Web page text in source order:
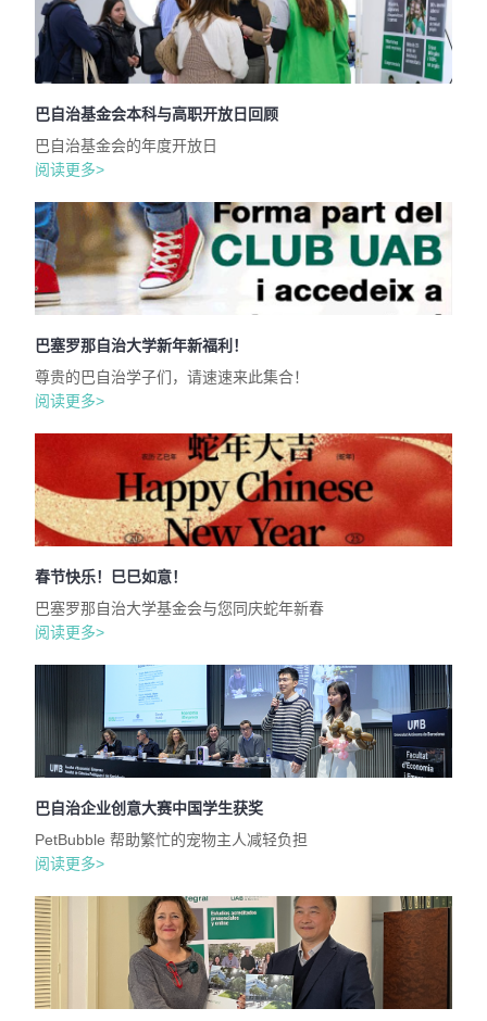
巴自治基金会本科与高职开放日回顾
巴自治基金会的年度开放日
阅读更多>
巴塞罗那自治大学新年新福利！
尊贵的巴自治学子们，请速速来此集合！
阅读更多>
春节快乐！巳巳如意！
巴塞罗那自治大学基金会与您同庆蛇年新春
阅读更多>
巴自治企业创意大赛中国学生获奖
PetBubble 帮助繁忙的宠物主人减轻负担
阅读更多>